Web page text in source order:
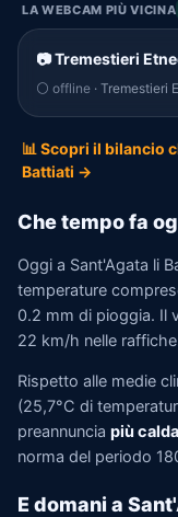
LA WEBCAM PIÙ VICINA
📷 Tremestieri
⚪ offline · Tremestieri
📊 Scopri il bilancio
Battiati →
Che tempo fa
Oggi a Sant'Agata li
temperature
0.2 mm di pioggia. Il
22 km/h nelle
Rispetto alle medie
(25,7°C di
preannuncia più
norma del periodo
E domani a